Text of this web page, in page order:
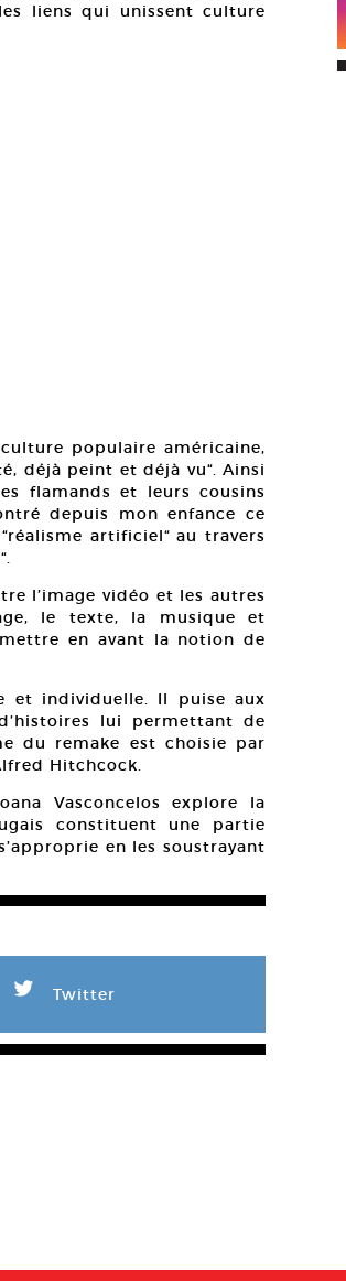
liens qui unissent culture
populaire américaine,
déjà peint et déjà vu“. Ainsi
flamands et leurs cousins
depuis mon enfance ce
artificiel“ au travers
l’image vidéo et les autres
le texte, la musique et
en avant la notion de
et individuelle. Il puise aux
lui permettant de
du remake est choisie par
Hitchcock.
Vasconcelos explore la
constituent une partie
en les soustrayant
L Twitter